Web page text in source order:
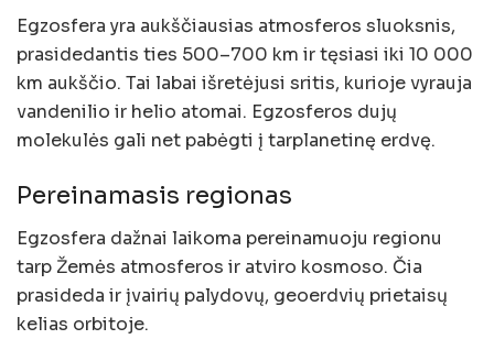
Egzosfera yra aukščiausias atmosferos sluoksnis,
prasidedantis ties 500–700 km ir tęsiasi iki 10 000
km aukščio. Tai labai išretėjusi sritis, kurioje vyrauja
vandenilio ir helio atomai. Egzosferos dujų
molekulės gali net pabėgti į tarplanetinę erdvę.
Pereinamasis regionas
Egzosfera dažnai laikoma pereinamuoju regionu
tarp Žemės atmosferos ir atviro kosmoso. Čia
prasideda ir įvairių palydovų, geoerdvių prietaisų
kelias orbitoje.